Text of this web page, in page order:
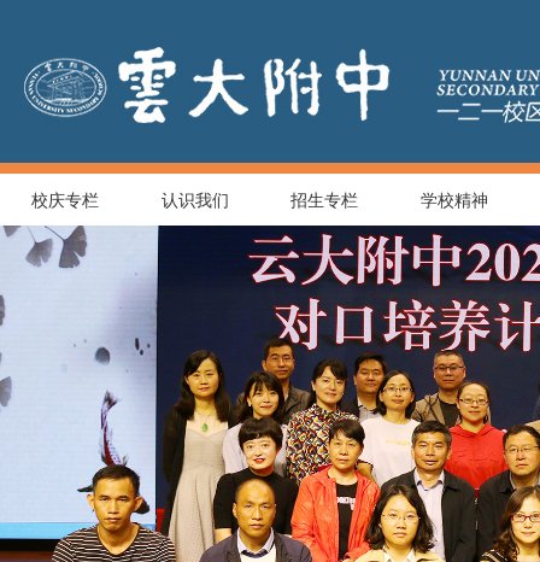
校庆专栏 认识我们 招生专栏 学校精神